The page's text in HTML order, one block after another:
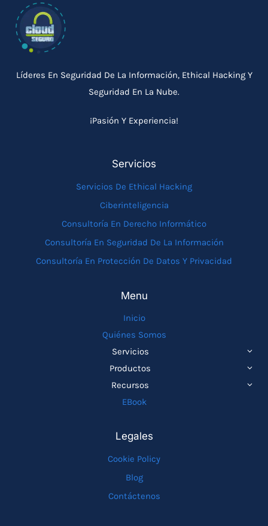
Líderes En Seguridad De La Información, Ethical Hacking Y
Seguridad En La Nube.
¡Pasión Y Experiencia!
Servicios
Servicios De Ethical Hacking
Ciberinteligencia
Consultoría En Derecho Informático
Consultoría En Seguridad De La Información
Consultoría En Protección De Datos Y Privacidad
Menu
Inicio
Quiénes Somos
Servicios
HIJO
Productos
HIJO
Recursos
EBook
Legales
Cookie Policy
Blog
Contáctenos